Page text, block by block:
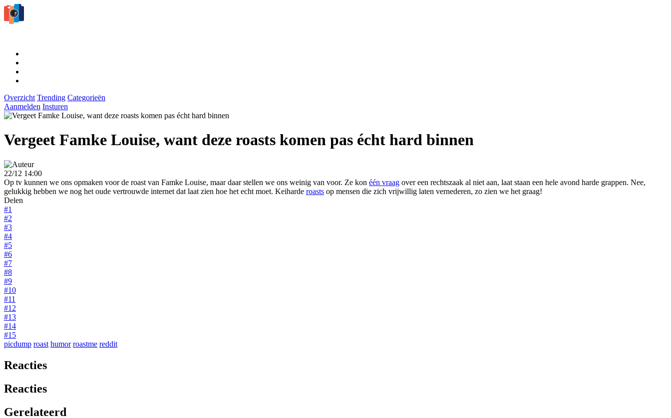
Overzicht Trending Categorieën
Aanmelden Insturen
Vergeet Famke Louise, want deze roasts komen pas écht hard binnen
22/12 14:00
Op tv kunnen we ons opmaken voor de roast van Famke Louise, maar daar stellen we ons weinig van voor. Ze kon één vraag over een rechtszaak al niet aan, laat staan een hele avond harde grappen. Nee,
gelukkig hebben we nog het oude vertrouwde internet dat laat zien hoe het echt moet. Keiharde roasts op mensen die zich vrijwillig laten vernederen, zo zien we het graag!
Delen
#1
#2
#3
#4
#5
#6
#7
#8
#9
#10
#11
#12
#13
#14
#15
picdump roast humor roastme reddit
Reacties
Reacties
Gerelateerd